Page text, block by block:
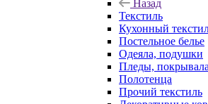
Назад
Текстиль
Кухонный
Постельное белье
Одеяла, подушки
Пледы, покрывала
Полотенца
Прочий текстиль